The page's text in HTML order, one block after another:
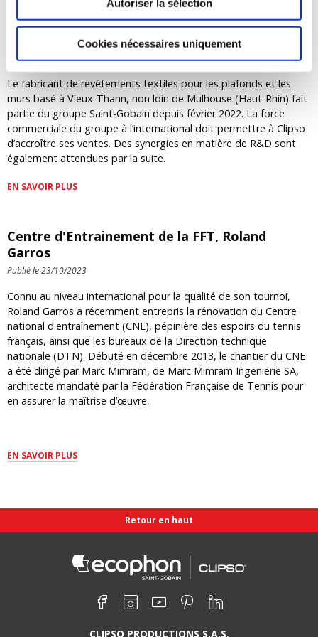
Autoriser la sélection
Cookies nécessaires uniquement
Intégré à Saint-Gobain, l’Alsacien Clipso a
désormais les moyens de grandir dans les
toiles de revêtements
Publié le 07/12/2023
Le fabricant de revêtements textiles pour les plafonds et les
murs basé à Vieux-Thann, non loin de Mulhouse (Haut-Rhin) fait
partie du groupe Saint-Gobain depuis février 2022. La force
commerciale du groupe à l’international doit permettre à Clipso
d’accroître ses ventes. Des synergies en matière de R&D sont
également attendues par la suite.
EN SAVOIR PLUS
Centre d'Entrainement de la FFT, Roland
Garros
Publié le 23/10/2023
Connu au niveau international pour la qualité de son tournoi,
Roland Garros a récemment entrepris la rénovation du Centre
national d'entraînement (CNE), pépinière des espoirs du tennis
français, ainsi que les bureaux de la Direction technique
nationale (DTN). Débuté en décembre 2013, le chantier du CNE
a été dirigé par Marc Mimram, de Marc Mimram Ingenierie SA,
architecte mandaté par la Fédération Française de Tennis pour
en assurer la maîtrise d’œuvre.
EN SAVOIR PLUS
Retour en haut
Retrouvez nous sur :
CLIPSO PRODUCTIONS S.A.S.